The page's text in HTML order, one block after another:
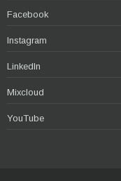
Facebook
Instagram
LinkedIn
Mixcloud
YouTube